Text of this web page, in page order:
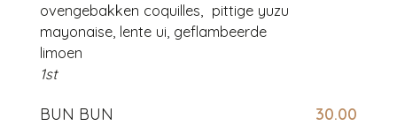
ovengebakken coquilles, pittige yuzu
mayonaise, lente ui, geflambeerde
limoen
1st
BUN BUN 30.00